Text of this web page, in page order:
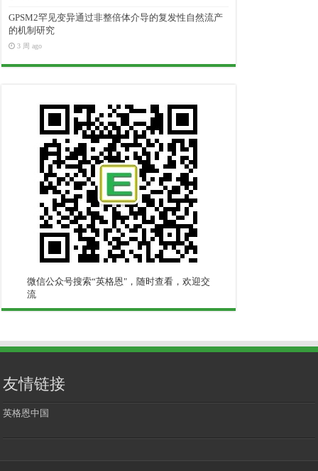
GPSM2罕见变异通过非整倍体介导的复发性自然流产
的机制研究
3 周 ago
微信公众号搜索“英格恩"，随时查看，欢迎交
流
友情链接
英格恩中国